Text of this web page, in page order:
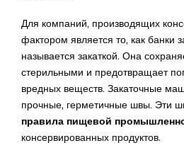
Для компаний, производящих
фактором является то, как банки
называется закаткой. Она
стерильными и предотвращает
вредных веществ. Закаточные
прочные, герметичные швы. Эти
правила пищевой
консервированных продуктов.